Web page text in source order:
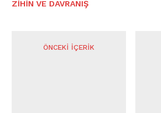
⁠ZIHIN VE DAVRANIŞ
ÖNCEKI İÇERIK